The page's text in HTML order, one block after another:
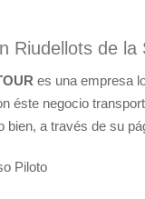
Riudellots de la
es una empresa
éste negocio
bien, a través de su
Piloto